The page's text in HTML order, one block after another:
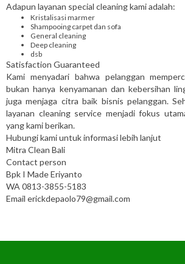
Adapun layanan special cleaning kami adalah:
Kristalisasi marmer
Shampooing carpet dan sofa
General cleaning
Deep cleaning
dsb
Satisfaction Guaranteed
Kami menyadari bahwa pelanggan
bukan hanya kenyamanan dan kebersihan
juga menjaga citra baik bisnis pelanggan.
layanan cleaning service menjadi fokus
yang kami berikan.
Hubungi kami untuk informasi lebih lanjut
Mitra Clean Bali
Contact person
Bpk I Made Eriyanto
WA 0813-3855-5183
Email erickdepaolo79@gmail.com